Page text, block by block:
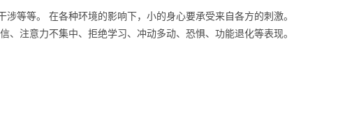
等等。 在各种环境的影响下，小的身心要承受来自各方的刺激。
注意力不集中、拒绝学习、冲动多动、恐惧、功能退化等表现。